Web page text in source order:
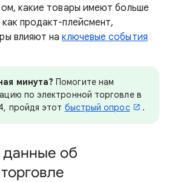
какие товары имеют больше
продакт-плейсмент,
влияют наключевые события
минута? Помогите нам
по электронной торговле в
пройдя этот быстрый опрос .
данные об